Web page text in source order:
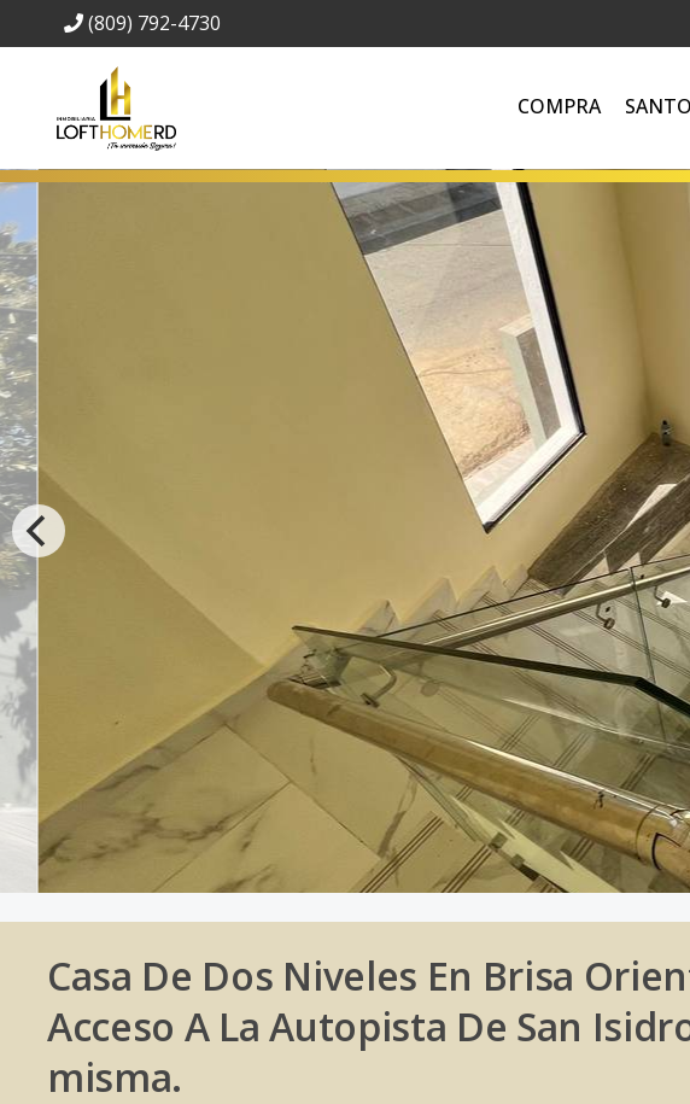
(809) 792-4730
COMPRA
Casa De Dos Niveles En Brisa
Acceso A La Autopista De San
misma.